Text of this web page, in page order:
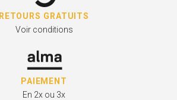
RETOURS GRATUITS
Voir conditions
PAIEMENT
En 2x ou 3x